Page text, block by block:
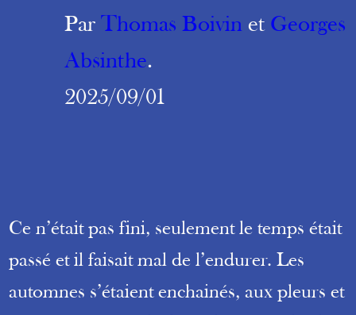
Par Thomas Boivinet Georges
Absinthe.
2025/09/01
Ce n’était pas fini, seulement le temps était
passé et il faisait mal de l’endurer. Les
automnes s’étaient enchainés, aux pleurs et